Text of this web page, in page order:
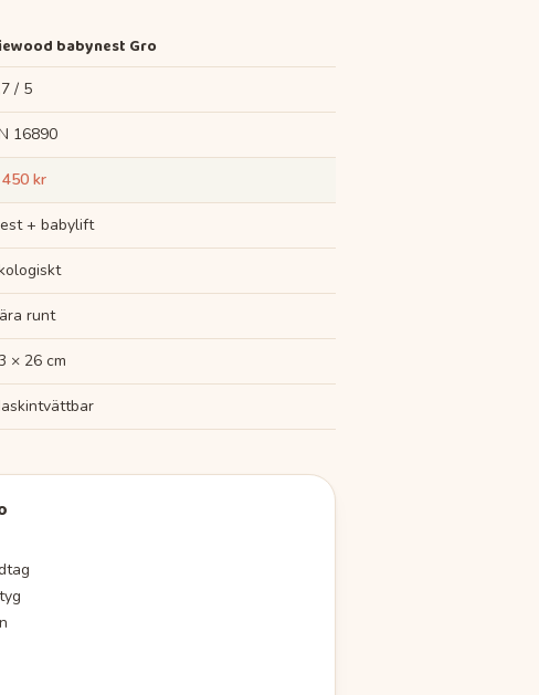
babynest Gro
/ 5
16890
kr
+ babylift
runt
× 26 cm